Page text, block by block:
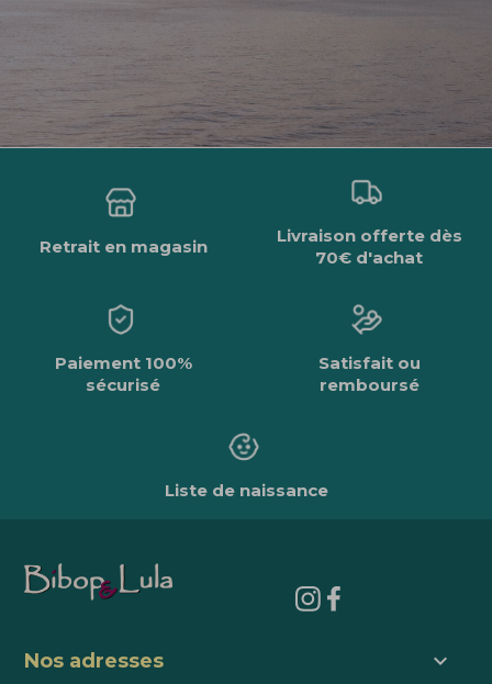
Retrait en magasin
Livraison offerte dès
70€ d'achat
Paiement 100%
sécurisé
Satisfait ou
remboursé
Liste de naissance
Nos adresses keyboard_arrow_down